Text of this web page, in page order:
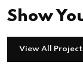
Show
View All